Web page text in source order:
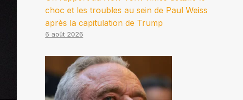
choc et les troubles au sein de Paul Weiss
après la capitulation de Trump
6 août 2026